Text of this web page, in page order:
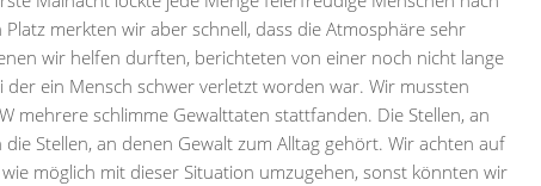
merkten wir aber schnell, dass die Atmosphäre sehr
wir helfen durften, berichteten von einer noch nicht lange
ein Mensch schwer verletzt worden war. Wir mussten
mehrere schlimme Gewalttaten stattfanden. Die Stellen, an
Stellen, an denen Gewalt zum Alltag gehört. Wir achten auf
möglich mit dieser Situation umzugehen, sonst könnten wir